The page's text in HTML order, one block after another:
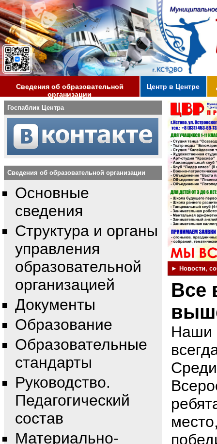
Сведения об образовательной
организации
Центр в Центре
Госпаблик Центра
Сведения об образовательной организации
Основные
сведения
Структура и органы
управления
образовательной
организацией
Документы
Образование
Образовательные
стандарты
Руководство.
Педагогический
состав
Материально-
► Новости,
Все
Наши